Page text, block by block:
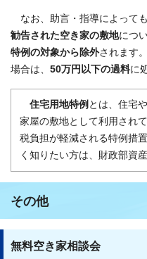
なお、助言・指導によって
勧告された空き家の敷地につ
特例の対象から除外されます
場合は、 50万円以下の過料に
住宅用地特例 とは、住宅
家屋の敷地として利用され
税負担が軽減される特例措
く知りたい方は、財政部資
その他
無料空き家相談会